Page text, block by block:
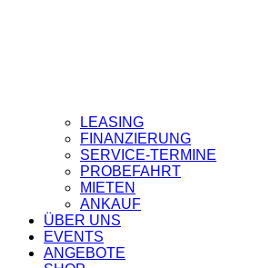
LEASING
FINANZIERUNG
SERVICE-TERMINE
PROBEFAHRT
MIETEN
ANKAUF
ÜBER UNS
EVENTS
ANGEBOTE